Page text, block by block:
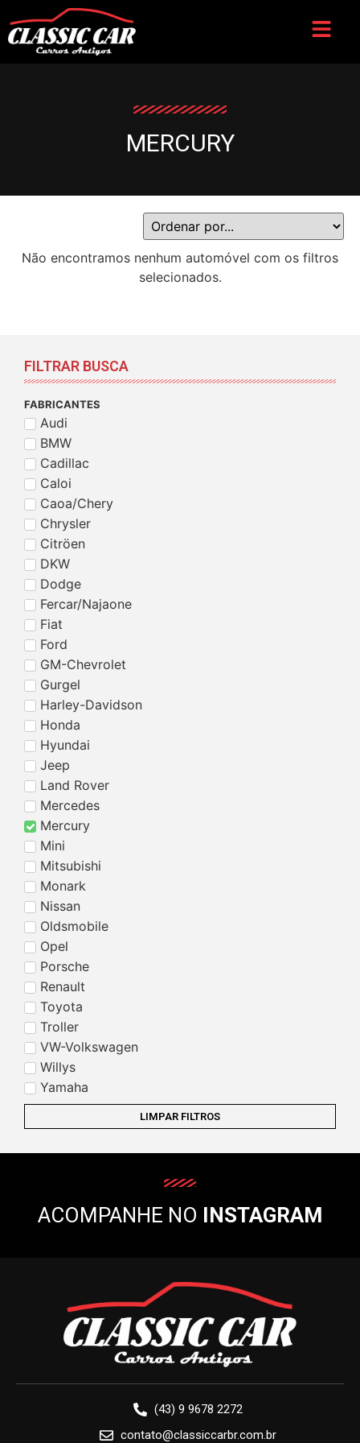
MERCURY
FILTRAR BUSCA
FABRICANTES
Audi
BMW
Cadillac
Caloi
Caoa/Chery
Chrysler
Citröen
DKW
Dodge
Fercar/Najaone
Fiat
Ford
GM-Chevrolet
Gurgel
Harley-Davidson
Honda
Hyundai
Jeep
Land Rover
Mercedes
Mercury
Mini
Mitsubishi
Monark
Nissan
Oldsmobile
Opel
Porsche
Renault
Toyota
Troller
VW-Volkswagen
Willys
Yamaha
LIMPAR FILTROS
Não encontramos nenhum automóvel com os filtros
selecionados.
ACOMPANHE NO INSTAGRAM
(43) 9 9678 2272
contato@classiccarbr.com.br